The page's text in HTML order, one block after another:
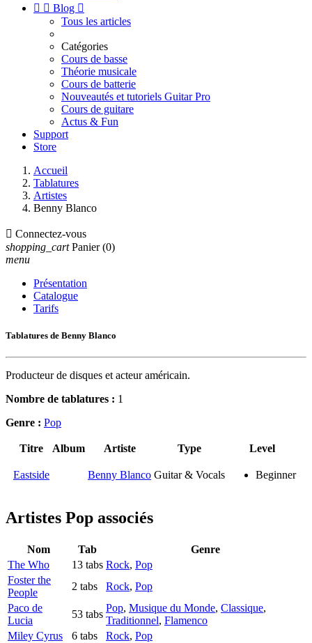
  Blog 
Tous les articles
Catégories
Cours de basse
Théorie musicale
Cours de batterie
Nouveautés et tutoriels Guitar Pro
Cours de guitare
Actus & Fun
Support
Store
Accueil
Tablatures
Artistes
Benny Blanco
 Connectez-vous
shopping_cart Panier (0)
menu
Présentation
Catalogue
Tarifs
Tablatures de Benny Blanco
Producteur de disques et acteur américain.
Nombre de tablatures : 1
Genre : Pop
Titre Album Artiste Type Level
Eastside Benny Blanco Guitar & Vocals Beginner
Artistes Pop associés
Nom Tab
Genre
The Who
13 tabs Rock, Pop
Foster the
People
2 tabs Rock, Pop
Paco de
Lucia
53 tabs
Pop, Musique du Monde, Classique,
Traditionnel, Flamenco
Miley Cyrus
6 tabs Rock, Pop